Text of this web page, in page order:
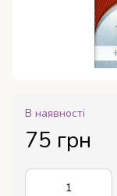
В наявності
75 грн